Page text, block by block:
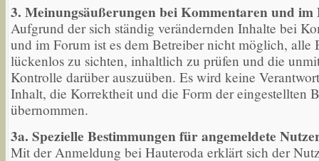
3. Meinungsäußerungen bei Kommentaren und im
Aufgrund der sich ständig verändernden Inhalte bei
und im Forum ist es dem Betreiber nicht möglich, alle
lückenlos zu sichten, inhaltlich zu prüfen und die
Kontrolle darüber auszuüben. Es wird keine
Inhalt, die Korrektheit und die Form der eingestellten
übernommen.
3a. Spezielle Bestimmungen für angemeldete
Mit der Anmeldung bei Hauteroda erklärt sich der